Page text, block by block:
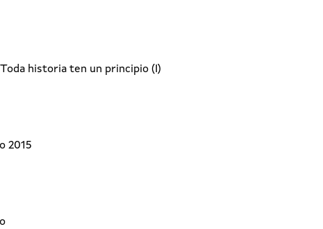
historia ten un principio (I)
2015